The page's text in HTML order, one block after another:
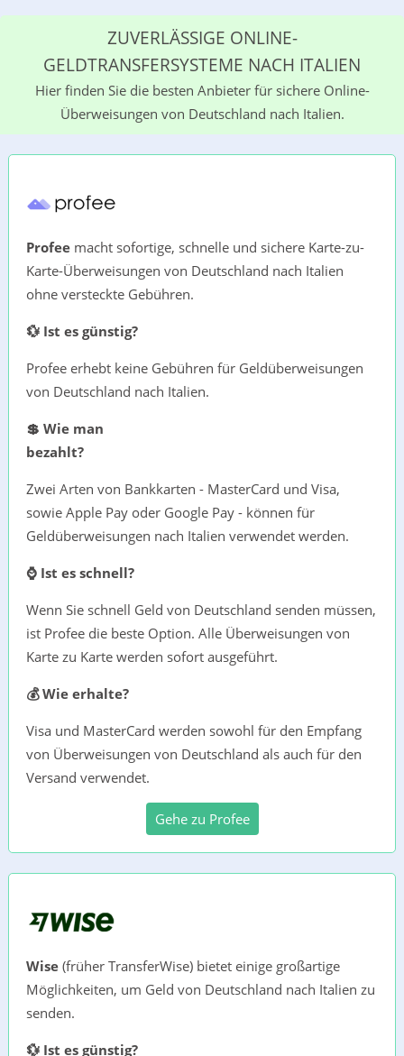
ZUVERLÄSSIGE ONLINE-
GELDTRANSFERSYSTEME NACH ITALIEN
Hier finden Sie die besten Anbieter für sichere Online-
Überweisungen von Deutschland nach Italien.
Profee macht sofortige, schnelle und sichere Karte-zu-
Karte-Überweisungen von Deutschland nach Italien
ohne versteckte Gebühren.
💱 Ist es günstig?
Profee erhebt keine Gebühren für Geldüberweisungen
von Deutschland nach Italien.
💲 Wie man
bezahlt?
Zwei Arten von Bankkarten - MasterCard und Visa,
sowie Apple Pay oder Google Pay - können für
Geldüberweisungen nach Italien verwendet werden.
⌚ Ist es schnell?
Wenn Sie schnell Geld von Deutschland senden müssen,
ist Profee die beste Option. Alle Überweisungen von
Karte zu Karte werden sofort ausgeführt.
💰 Wie erhalte?
Visa und MasterCard werden sowohl für den Empfang
von Überweisungen von Deutschland als auch für den
Versand verwendet.
Gehe zu Profee
Wise (früher TransferWise) bietet einige großartige
Möglichkeiten, um Geld von Deutschland nach Italien zu
senden.
💱 Ist es günstig?